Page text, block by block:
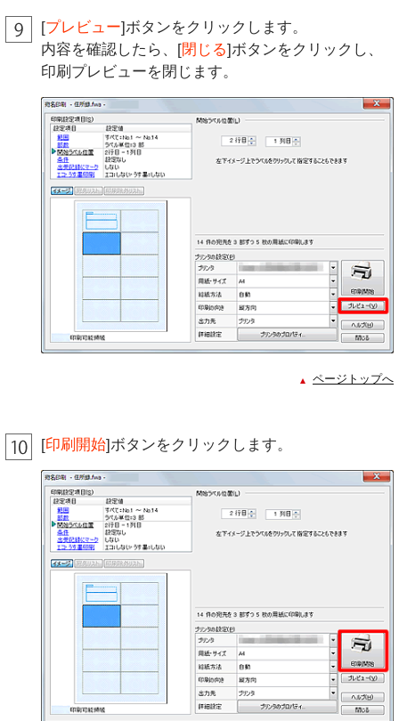
[プレビュー]ボタンをクリックします。
内容を確認したら、[閉じる]ボタンをクリックし、
印刷プレビューを閉じます。
ページトップへ
[印刷開始]ボタンをクリックします。